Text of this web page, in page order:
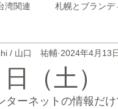
湾関連 札幌とブランデ
び繊維のストロー 中国
ルマーケティングブランデ
日（土
/ 山口 祐輔 2024年4月13
ターネットの情報だ